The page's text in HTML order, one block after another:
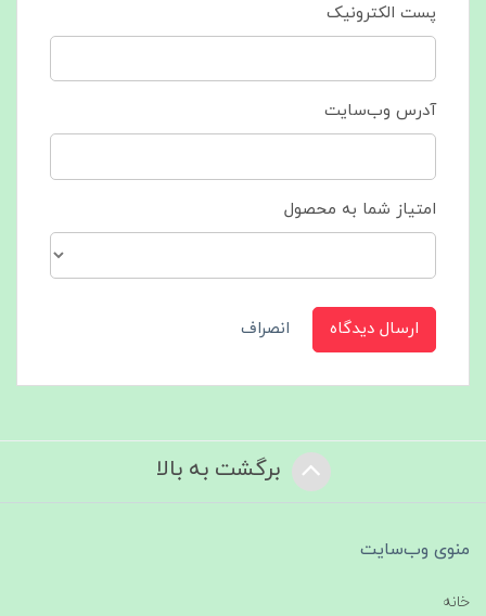
پست الکترونیک
آدرس وب‌سایت
امتیاز شما به محصول
ارسال دیدگاه انصراف
برگشت به بالا
منوی وب‌سایت
خانه